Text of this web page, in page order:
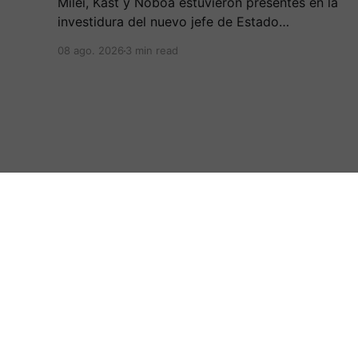
investidura del nuevo jefe de Estado
reuniones bilaterales y mensajes de
08 ago. 2026 3 min read